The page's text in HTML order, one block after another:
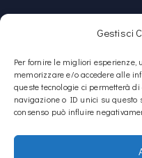
Gestisci
Per fornire le migliori esperienze,
memorizzare e/o accedere alle
queste tecnologie ci permetterà
navigazione o ID unici su questo
consenso può influire